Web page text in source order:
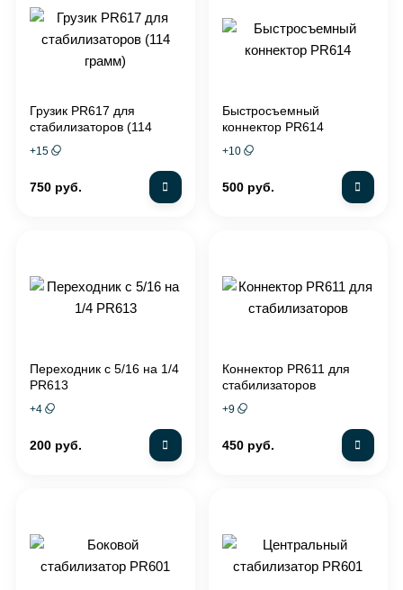
Грузик PR617 для
стабилизаторов (114
грамм)
+15
750 руб.
Быстросъемный
коннектор PR614
+10
500 руб.
Переходник с 5/16 на 1/4
PR613
+4
200 руб.
Коннектор PR611 для
стабилизаторов
+9
450 руб.